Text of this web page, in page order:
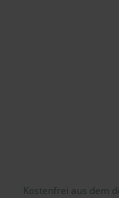
Kostenfrei aus dem